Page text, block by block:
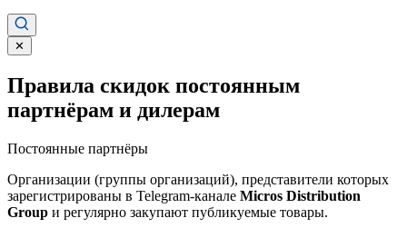
✕
Правила скидок постоянным
партнёрам и дилерам
Постоянные партнёры
Организации (группы организаций), представители которых
зарегистрированы в Telegram-канале Micros Distribution
Group и регулярно закупают публикуемые товары.